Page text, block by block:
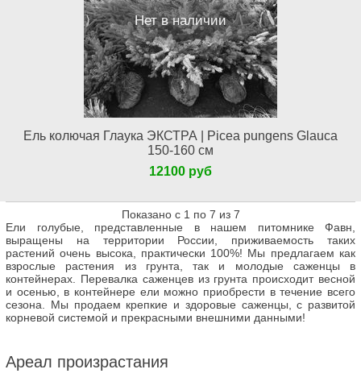
Нет в наличии
Ель колючая Глаука ЭКСТРА | Picea pungens Glauca
150-160 см
12100 руб
Показано с 1 по 7 из 7
Ели голубые, представленные в нашем питомнике Фавн,
выращены на территории России, приживаемость таких
растений очень высока, практически 100%! Мы предлагаем как
взрослые растения из грунта, так и молодые саженцы в
контейнерах. Перевалка саженцев из грунта происходит весной
и осенью, в контейнере ели можно приобрести в течение всего
сезона. Мы продаем крепкие и здоровые саженцы, с развитой
корневой системой и прекрасными внешними данными!
Ареал произрастания